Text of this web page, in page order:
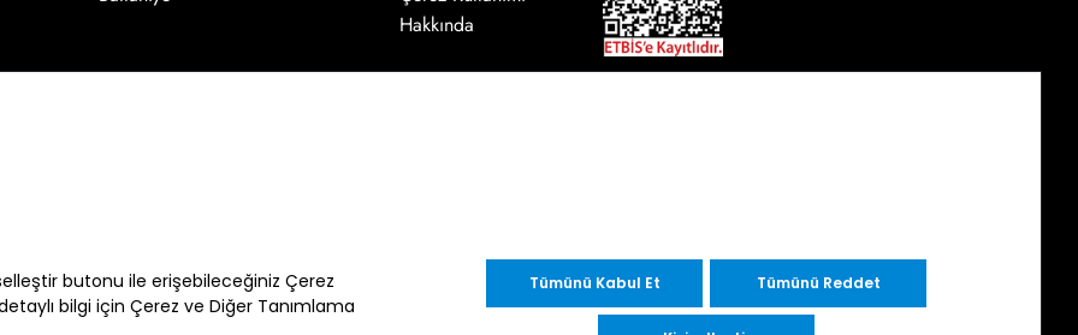
Hakkında
adresine göndereceğiniz bir
butonu ile erişebileceğiniz Çerez
bilgi için Çerez ve Diğer Tanımlama
Tümünü Kabul Et Tümünü Reddet